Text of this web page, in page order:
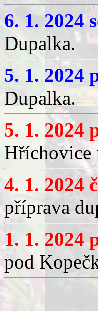
6. 1. 2024
Dupalka.
5. 1. 2024
Dupalka.
5. 1. 2024
Hříchovice
4. 1. 2024
příprava
1. 1. 2024
pod